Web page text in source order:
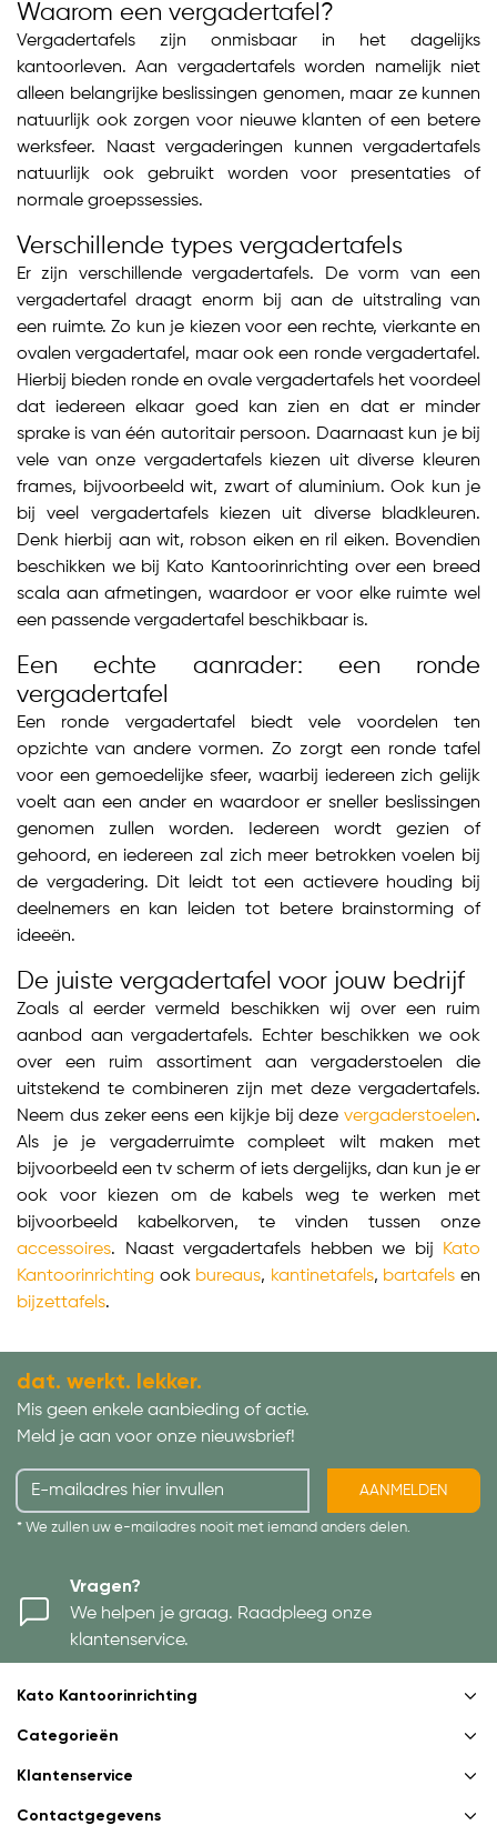
Waarom een vergadertafel?
Vergadertafels zijn onmisbaar in het dagelijks
kantoorleven. Aan vergadertafels worden namelijk niet
alleen belangrijke beslissingen genomen, maar ze kunnen
natuurlijk ook zorgen voor nieuwe klanten of een betere
werksfeer. Naast vergaderingen kunnen vergadertafels
natuurlijk ook gebruikt worden voor presentaties of
normale groepssessies.
Verschillende types vergadertafels
Er zijn verschillende vergadertafels. De vorm van een
vergadertafel draagt enorm bij aan de uitstraling van
een ruimte. Zo kun je kiezen voor een rechte, vierkante en
ovalen vergadertafel, maar ook een ronde vergadertafel.
Hierbij bieden ronde en ovale vergadertafels het voordeel
dat iedereen elkaar goed kan zien en dat er minder
sprake is van één autoritair persoon. Daarnaast kun je bij
vele van onze vergadertafels kiezen uit diverse kleuren
frames, bijvoorbeeld wit, zwart of aluminium. Ook kun je
bij veel vergadertafels kiezen uit diverse bladkleuren.
Denk hierbij aan wit, robson eiken en ril eiken. Bovendien
beschikken we bij Kato Kantoorinrichting over een breed
scala aan afmetingen, waardoor er voor elke ruimte wel
een passende vergadertafel beschikbaar is.
Een echte aanrader: een ronde
vergadertafel
Een ronde vergadertafel biedt vele voordelen ten
opzichte van andere vormen. Zo zorgt een ronde tafel
voor een gemoedelijke sfeer, waarbij iedereen zich gelijk
voelt aan een ander en waardoor er sneller beslissingen
genomen zullen worden. Iedereen wordt gezien of
gehoord, en iedereen zal zich meer betrokken voelen bij
de vergadering. Dit leidt tot een actievere houding bij
deelnemers en kan leiden tot betere brainstorming of
ideeën.
De juiste vergadertafel voor jouw bedrijf
Zoals al eerder vermeld beschikken wij over een ruim
aanbod aan vergadertafels. Echter beschikken we ook
over een ruim assortiment aan vergaderstoelen die
uitstekend te combineren zijn met deze vergadertafels.
Neem dus zeker eens een kijkje bij deze vergaderstoelen.
Als je je vergaderruimte compleet wilt maken met
bijvoorbeeld een tv scherm of iets dergelijks, dan kun je er
ook voor kiezen om de kabels weg te werken met
bijvoorbeeld kabelkorven, te vinden tussen onze
accessoires. Naast vergadertafels hebben we bij Kato
Kantoorinrichting ook bureaus, kantinetafels, bartafels en
bijzettafels.
dat. werkt. lekker.
Mis geen enkele aanbieding of actie.
Meld je aan voor onze nieuwsbrief!
AANMELDEN
* We zullen uw e-mailadres nooit met iemand anders delen.
Vragen?
We helpen je graag. Raadpleeg onze
klantenservice.
Kato Kantoorinrichting
Categorieën
Klantenservice
Contactgegevens